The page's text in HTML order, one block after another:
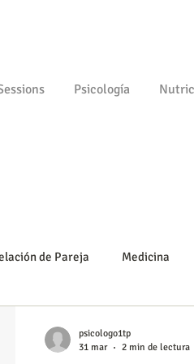
Psicología
de Pareja Medicina
psicologo1tp
31 mar
2 min de lectura